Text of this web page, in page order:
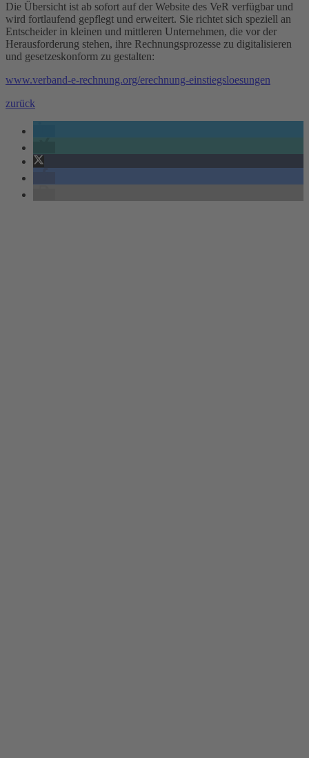
Die Übersicht ist ab sofort auf der Website des VeR verfügbar und
wird fortlaufend gepflegt und erweitert. Sie richtet sich speziell an
Entscheider in kleinen und mittleren Unternehmen, die vor der
Herausforderung stehen, ihre Rechnungsprozesse zu digitalisieren
und gesetzeskonform zu gestalten:
www.verband-e-rechnung.org/erechnung-einstiegsloesungen
zurück